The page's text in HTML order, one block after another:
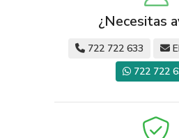
¿Necesitas
722 722 633
722 722